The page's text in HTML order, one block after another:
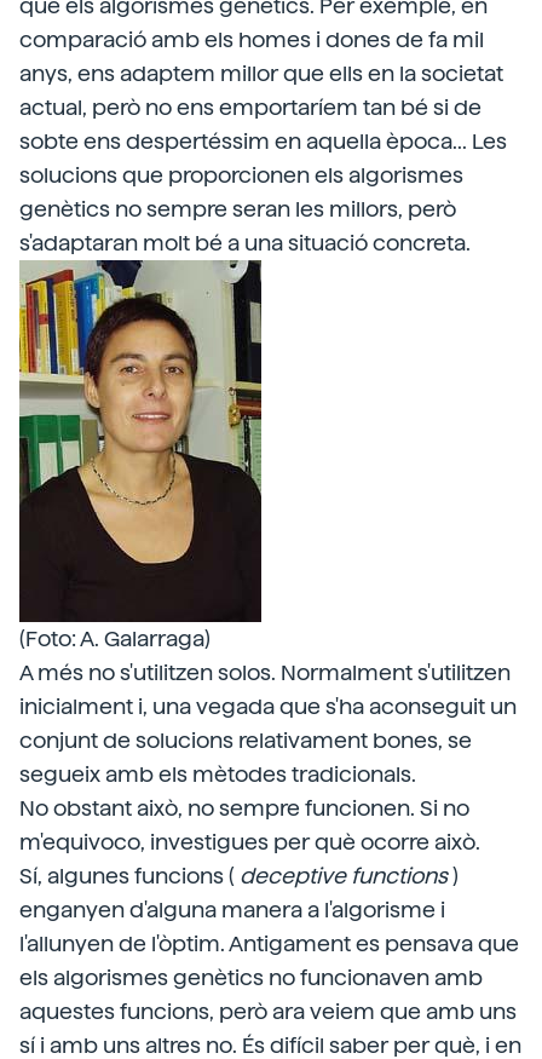
que els algorismes genètics. Per exemple, en
comparació amb els homes i dones de fa mil
anys, ens adaptem millor que ells en la societat
actual, però no ens emportaríem tan bé si de
sobte ens despertéssim en aquella època... Les
solucions que proporcionen els algorismes
genètics no sempre seran les millors, però
s'adaptaran molt bé a una situació concreta.
(Foto: A. Galarraga)
A més no s'utilitzen solos. Normalment s'utilitzen
inicialment i, una vegada que s'ha aconseguit un
conjunt de solucions relativament bones, se
segueix amb els mètodes tradicionals.
No obstant això, no sempre funcionen. Si no
m'equivoco, investigues per què ocorre això.
Sí, algunes funcions ( deceptive functions)
enganyen d'alguna manera a l'algorisme i
l'allunyen de l'òptim. Antigament es pensava que
els algorismes genètics no funcionaven amb
aquestes funcions, però ara veiem que amb uns
sí i amb uns altres no. És difícil saber per què, i en